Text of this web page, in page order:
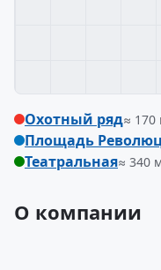
Охотный ряд≈ 170
Площадь
Театральная≈ 340
О компании